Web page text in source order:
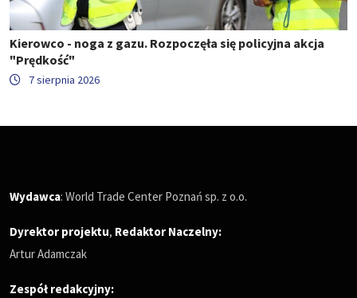
Kierowco - noga z gazu. Rozpoczęła się policyjna akcja
"Prędkość"
7 sierpnia 2026
Wydawca: World Trade Center Poznań sp. z o.o.
Dyrektor projektu, Redaktor Naczelny:
Artur Adamczak
Zespół redakcyjny: